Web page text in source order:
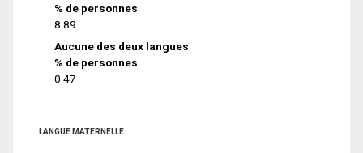
% de personnes
8.89
Aucune des deux langues
% de personnes
0.47
LANGUE MATERNELLE